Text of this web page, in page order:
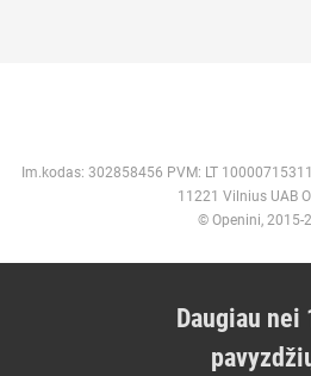
Im.kodas: 302858456 PVM: LT
11221 Vilnius UAB
© Openini, 2015-
Daugiau nei